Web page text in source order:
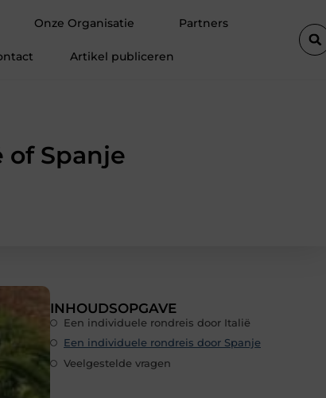
Onze Organisatie Partners
Artikel publiceren
Spanje
INHOUDSOPGAVE
Een individuele rondreis door Italië
Een individuele rondreis door Spanje
Veelgestelde vragen